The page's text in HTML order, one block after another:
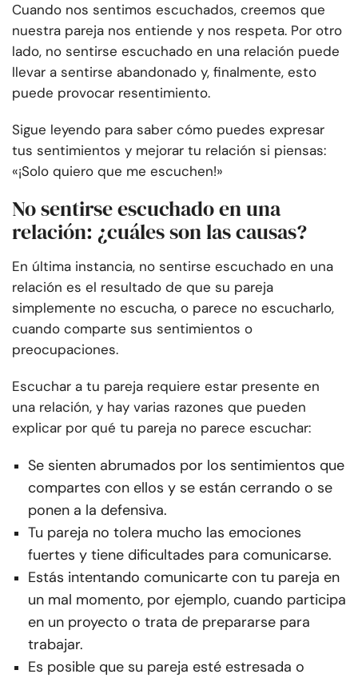
Cuando nos sentimos escuchados, creemos que
nuestra pareja nos entiende y nos respeta. Por otro
lado, no sentirse escuchado en una relación puede
llevar a sentirse abandonado y, finalmente, esto
puede provocar resentimiento.
Sigue leyendo para saber cómo puedes expresar
tus sentimientos y mejorar tu relación si piensas:
«¡Solo quiero que me escuchen!»
No sentirse escuchado en una
relación: ¿cuáles son las causas?
En última instancia, no sentirse escuchado en una
relación es el resultado de que su pareja
simplemente no escucha, o parece no escucharlo,
cuando comparte sus sentimientos o
preocupaciones.
Escuchar a tu pareja requiere estar presente en
una relación, y hay varias razones que pueden
explicar por qué tu pareja no parece escuchar:
Se sienten abrumados por los sentimientos que
compartes con ellos y se están cerrando o se
ponen a la defensiva.
Tu pareja no tolera mucho las emociones
fuertes y tiene dificultades para comunicarse.
Estás intentando comunicarte con tu pareja en
un mal momento, por ejemplo, cuando participa
en un proyecto o trata de prepararse para
trabajar.
Es posible que su pareja esté estresada o